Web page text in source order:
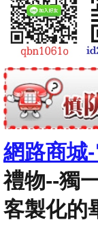
網路商城
禮物--獨
客製化的